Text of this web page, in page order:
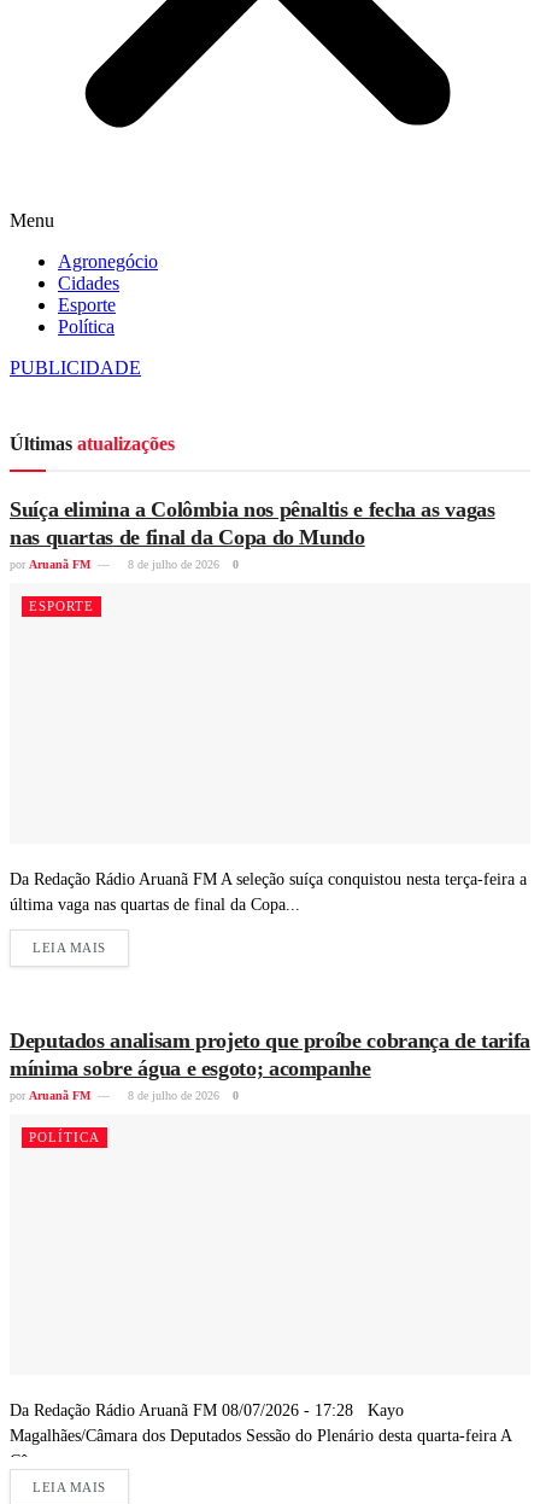
Menu
Agronegócio
Cidades
Esporte
Política
PUBLICIDADE
Últimas atualizações
Suíça elimina a Colômbia nos pênaltis e fecha as vagas
nas quartas de final da Copa do Mundo
por Aruanã FM 8 de julho de 2026 0
ESPORTE
Da Redação Rádio Aruanã FM A seleção suíça conquistou nesta terça-feira a
última vaga nas quartas de final da Copa...
LEIA MAIS
Deputados analisam projeto que proíbe cobrança de tarifa
mínima sobre água e esgoto; acompanhe
por Aruanã FM 8 de julho de 2026 0
POLÍTICA
Da Redação Rádio Aruanã FM 08/07/2026 - 17:28 Kayo
Magalhães/Câmara dos Deputados Sessão do Plenário desta quarta-feira A
Câmara...
LEIA MAIS